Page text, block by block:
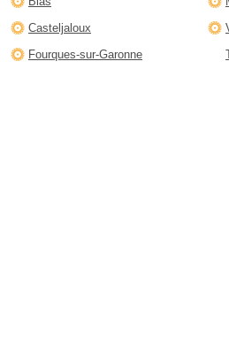
Casteljaloux
Fourques-sur-Garonne